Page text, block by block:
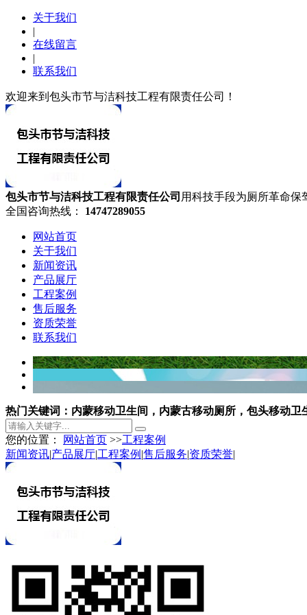
关于我们
|
在线留言
|
联系我们
欢迎来到包头市节与洁科技工程有限责任公司！
包头市节与洁科技工程有限责任公司 用科技手段为厕所革命保
全国咨询热线： 14747289055
网站首页
关于我们
新闻资讯
产品展厅
工程案例
售后服务
资质荣誉
联系我们
热门关键词：内蒙移动卫生间，内蒙古移动厕所，包头移动卫
您的位置： 网站首页 >>工程案例
新闻资讯|产品展厅|工程案例 |售后服务|资质荣誉|